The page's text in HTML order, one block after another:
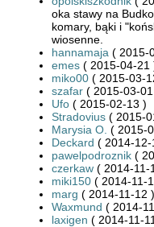
oka stawy na
komary, bąki i
wiosenne.
hannamaja ( 2015-
emes ( 2015-04-21
miko00 ( 2015-03-
szafar ( 2015-03-
Ufo ( 2015-02-13 )
Stradovius ( 2015-
Marysia O. ( 2015-
Deckard ( 2014-12-
pawelpodroznik (
czerkaw ( 2014-11-
miki150 ( 2014-11-
marg ( 2014-11-12 )
Waxmund ( 2014-
laxigen ( 2014-11-